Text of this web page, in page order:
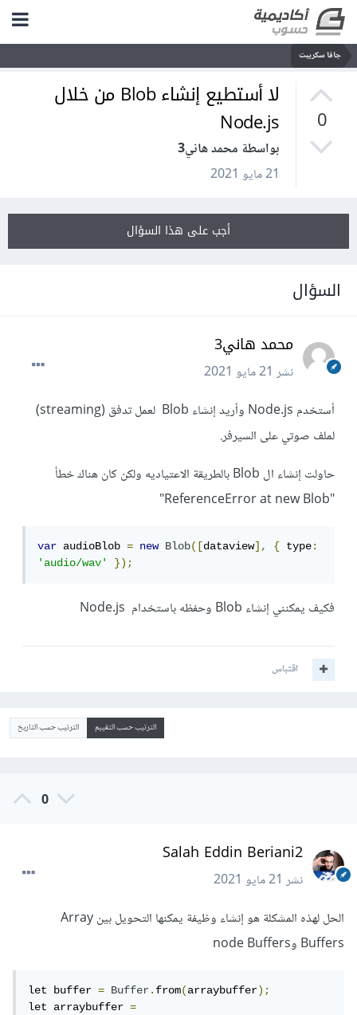
جافا سكريبت
0
لا أستطيع إنشاء Blob من خلال
Node.js
بواسطة محمد هاني3
21 مايو 2021
أجب على هذا السؤال
السؤال
محمد هاني3
نشر21 مايو 2021
أستخدم Node.js وأريد إنشاء Blob لعمل تدفق (streaming)
لملف صوتي على السيرفر.
حاولت إنشاء ال Blob بالطريقة الاعتياديه ولكن كان هناك خطأ
"ReferenceError at new Blob"
var audioBlob = new Blob([dataview], { type:
'audio/wav'
});
فكيف يمكنني إنشاء Blob وحفظه باستخدام Node.js
اقتباس
الترتيب حسب التقييم الترتيب حسب التاريخ
0
Salah Eddin Beriani2
نشر21 مايو 2021
الحل لهذه المشكلة هو إنشاء وظيفة يمكنها التحويل بين Array
Buffers وnode Buffers
let buffer = Buffer.from(arraybuffer);
let arraybuffer =